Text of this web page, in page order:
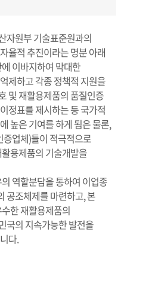
자원부 기술표준원과의
율적 추진이라는 명분 아래
이바지하여 막대한
제하고 각종 정책적 지원을
및 재활용제품의 품질인증
정표를 제시하는 등 국가적
높은 기여를 하게 됨은 물론,
증업체)들이 적극적으로
용제품의 기술개발을
역할분담을 통하여 이업종
공조체제를 마련하고, 본
한 재활용제품의
국의 지속가능한 발전을
다.